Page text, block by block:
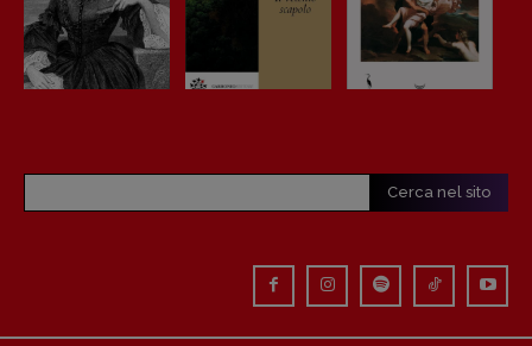
Valentina Marcoli
[valentina.marcoli@gmail.
ARCHIVIO E AUTORI
Cerca nel sito